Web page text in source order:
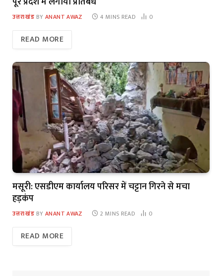
उत्तराखंड BY ANANT AWAZ 4 MINS READ 0
READ MORE
मसूरी: एसडीएम कार्यालय परिसर में चट्टान गिरने से मचा
हड़कंप
उत्तराखंड BY ANANT AWAZ 2 MINS READ 0
READ MORE